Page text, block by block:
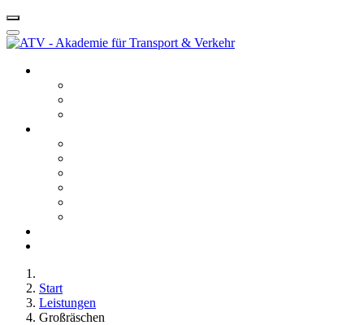
Start
Leistungen
Großräschen